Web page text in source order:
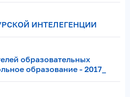
ИНТЕЛЕГЕНЦИИ
образовательных
образование - 2017_